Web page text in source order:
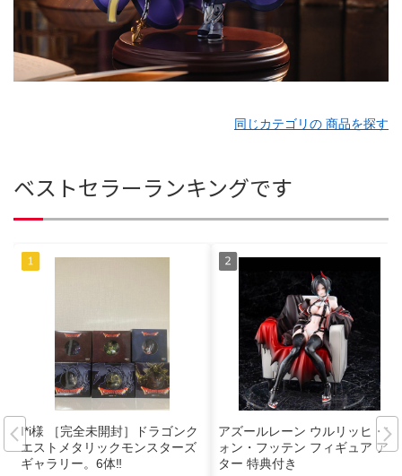
同じカテゴリの 商品を探す
ベストセラーランキングです
I*i様 ［完全未開封］ドラゴンク
エストメタリックモンスターズ
ギャラリー。6体‼
アズールレーン ウルリッヒ・フ
ォン・フッテン フィギュア アル
ター 特典付き